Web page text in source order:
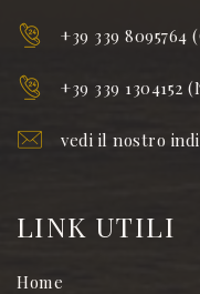
+39 339 8095764
+39 339 1304152
vedi il nostro
LINK UTILI
Home